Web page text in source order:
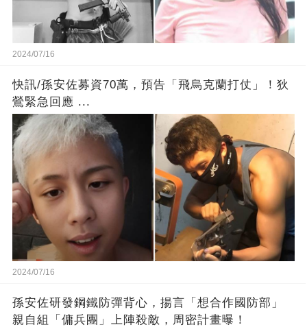
2024/07/16
快訊/孫安佐募資70萬，預告「飛烏克蘭打仗」！狄
鶯緊急回應 ...
2024/07/16
孫安佐研發鋼鐵防彈背心，揚言「想合作國防部」
親自組「傭兵團」上陣殺敵，周密計畫曝！